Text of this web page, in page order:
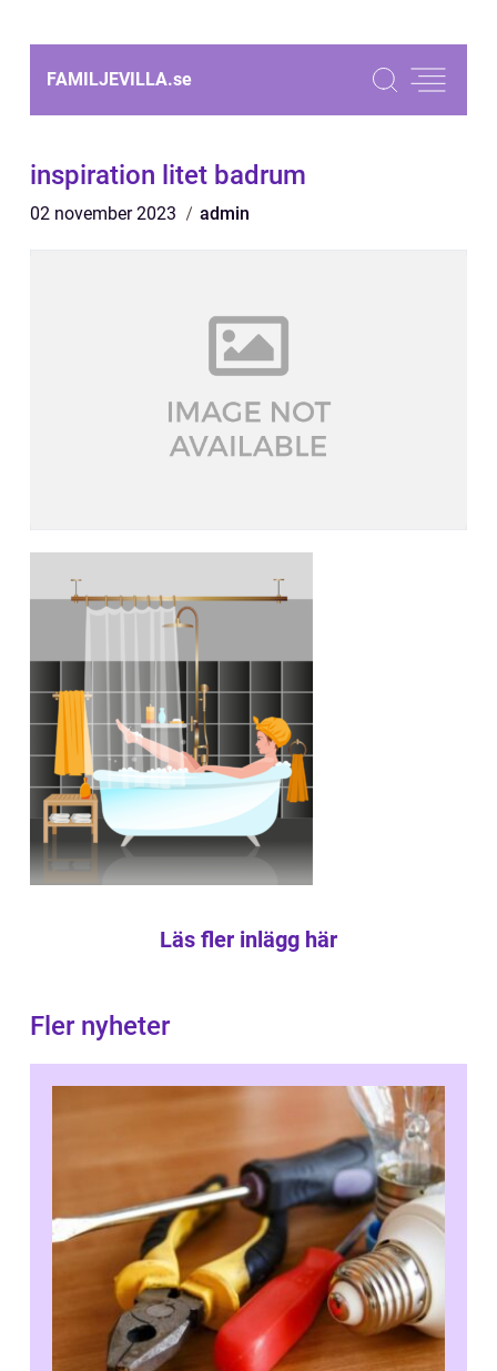
FAMILJEVILLA.se
inspiration litet badrum
02 november 2023 admin
Läs fler inlägg här
Fler nyheter